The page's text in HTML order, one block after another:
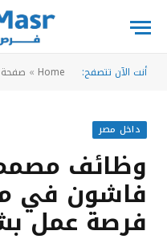
أنت الآن تتصفح: Home
» صفحة
داخل مصر
وظائف
فاشون في
فرصة عمل